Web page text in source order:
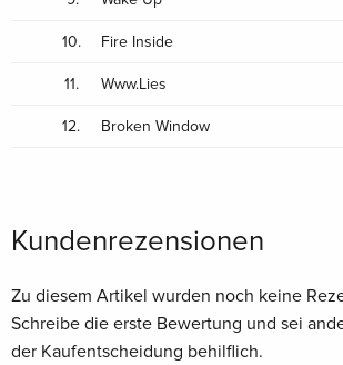
10. Fire Inside
11. Www.Lies
12. Broken Window
Kundenrezensionen
Zu diesem Artikel wurden noch keine
Schreibe die erste Bewertung und sei
der Kaufentscheidung behilflich.